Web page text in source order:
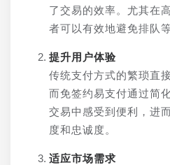
了交易的效率。尤其在
者可以有效地避免排队
提升用户体验
传统支付方式的繁琐直
而免签约易支付通过简
交易中感受到便利，进
度和忠诚度。
适应市场需求